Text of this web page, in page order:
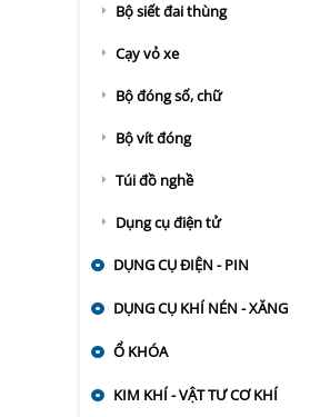
Bộ siết đai thùng
Cạy vỏ xe
Bộ đóng số, chữ
Bộ vít đóng
Túi đồ nghề
Dụng cụ điện tử
DỤNG CỤ ĐIỆN - PIN
DỤNG CỤ KHÍ NÉN - XĂNG
Ổ KHÓA
KIM KHÍ - VẬT TƯ CƠ KHÍ